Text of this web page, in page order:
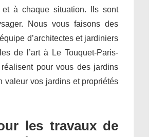
à chaque situation. Ils sont
Nous vous faisons des
d’architectes et jardiniers
de l’art à Le Touquet-Paris-
pour vous des jardins
valeur vos jardins et propriétés
les travaux de